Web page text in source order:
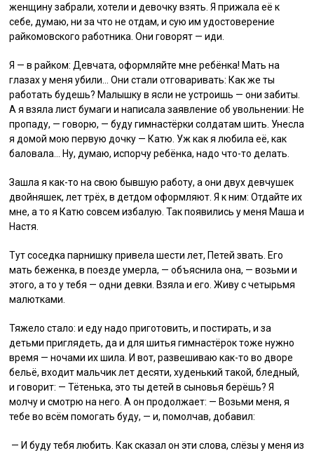
женщину забрали, хотели и девочку взять. Я прижала её к
себе, думаю, ни за что не отдам, и сую им удостоверение
райкомовского работника. Они говорят — иди.
Я — в райком: Девчата, оформляйте мне ребёнка! Мать на
глазах у меня убили… Они стали отговаривать: Как же ты
работать будешь? Малышку в ясли не устроишь — они забиты.
А я взяла лист бумаги и написала заявление об увольнении: Не
пропаду, — говорю, — буду гимнастёрки солдатам шить. Унесла
я домой мою первую дочку — Катю. Уж как я любила её, как
баловала… Ну, думаю, испорчу ребёнка, надо что-то делать.
Зашла я как-то на свою бывшую работу, а они двух девчушек
двойняшек, лет трёх, в детдом оформляют. Я к ним: Отдайте их
мне, а то я Катю совсем избалую. Так появились у меня Маша и
Настя.
Тут соседка парнишку привела шести лет, Петей звать. Его
мать беженка, в поезде умерла, — объяснила она, — возьми и
этого, а то у тебя — одни девки. Взяла и его. Живу с четырьмя
малютками.
Тяжело стало: и еду надо приготовить, и постирать, и за
детьми приглядеть, да и для шитья гимнастёрок тоже нужно
время — ночами их шила. И вот, развешиваю как-то во дворе
бельё, входит мальчик лет десяти, худенький такой, бледный,
и говорит: — Тётенька, это ты детей в сыновья берёшь? Я
молчу и смотрю на него. А он продолжает: — Возьми меня, я
тебе во всём помогать буду, — и, помолчав, добавил:
— И буду тебя любить. Как сказал он эти слова, слёзы у меня из